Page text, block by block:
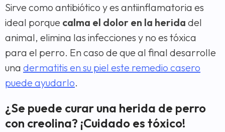
Sirve como antibiótico y es antiinflamatoria es
ideal porque calma el dolor en la herida del
animal, elimina las infecciones y no es tóxica
para el perro. En caso de que al final desarrolle
una dermatitis en su piel este remedio casero
puede ayudarlo.
¿Se puede curar una herida de perro
con creolina? ¡Cuidado es tóxico!